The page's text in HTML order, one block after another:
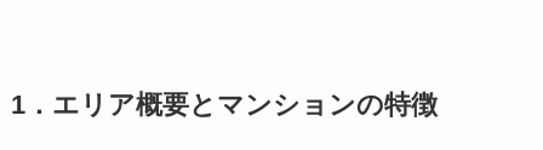
1．エリア概要とマンションの特徴